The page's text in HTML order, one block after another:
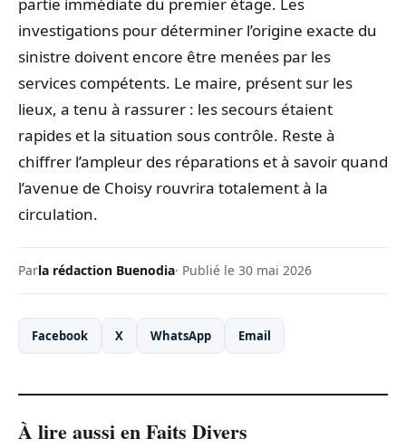
investigations pour déterminer l’origine exacte du
sinistre doivent encore être menées par les
services compétents. Le maire, présent sur les
lieux, a tenu à rassurer : les secours étaient
rapides et la situation sous contrôle. Reste à
chiffrer l’ampleur des réparations et à savoir quand
l’avenue de Choisy rouvrira totalement à la
circulation.
Parla rédaction Buenodia· Publié le 30 mai 2026
Facebook X WhatsApp Email
À lire aussi en Faits Divers